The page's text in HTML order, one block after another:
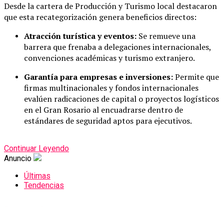
Desde la cartera de Producción y Turismo local destacaron
que esta recategorización genera beneficios directos:
Atracción turística y eventos: Se remueve una
barrera que frenaba a delegaciones internacionales,
convenciones académicas y turismo extranjero.
Garantía para empresas e inversiones:Permite que
firmas multinacionales y fondos internacionales
evalúen radicaciones de capital o proyectos logísticos
en el Gran Rosario al encuadrarse dentro de
estándares de seguridad aptos para ejecutivos.
Continuar Leyendo
Anuncio
Últimas
Tendencias